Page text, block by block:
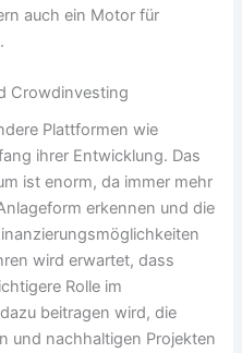
auch ein Motor für
Crowdinvesting
Plattformen wie
ihrer Entwicklung. Das
ist enorm, da immer mehr
erkennen und die
wird erwartet, dass
Rolle im
beitragen wird, die
und nachhaltigen Projekten